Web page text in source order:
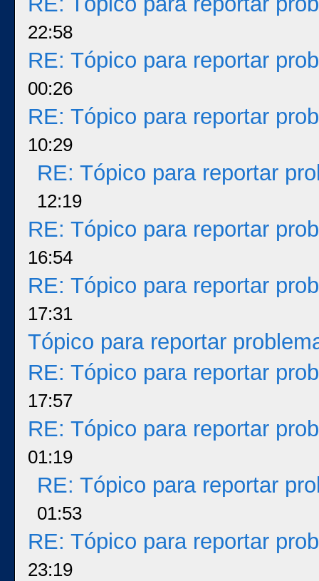
22:58
RE: Tópico para reportar
00:26
RE: Tópico para reportar
10:29
RE: Tópico para reportar
12:19
RE: Tópico para reportar
16:54
RE: Tópico para reportar
17:31
Tópico para reportar
RE: Tópico para reportar
17:57
RE: Tópico para reportar
01:19
RE: Tópico para reportar
01:53
RE: Tópico para reportar
23:19